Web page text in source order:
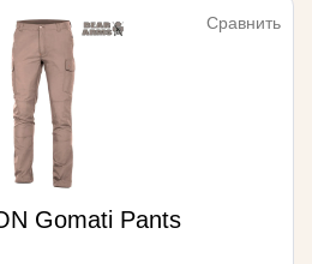
Сравнить
Gomati Pants